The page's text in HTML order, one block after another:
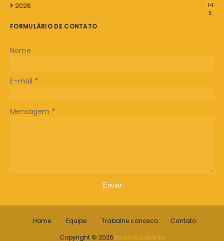
2026
14
5
FORMULÁRIO DE CONTATO
Nome
E-mail *
Mensagem *
Home Equipe Trabalhe conosco
Contato
Copyright © 2026 Eu Amo Luziânia